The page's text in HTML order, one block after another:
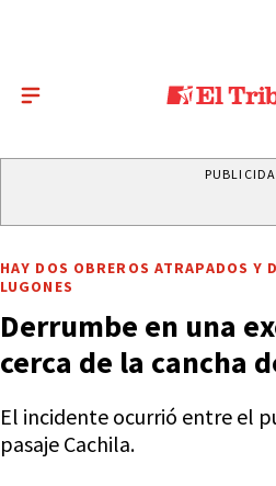
HAY DOS OBREROS ATRAPADOS Y
LUGONES
Derrumbe en una
cerca de la cancha
El incidente ocurrió entre el
pasaje Cachila.